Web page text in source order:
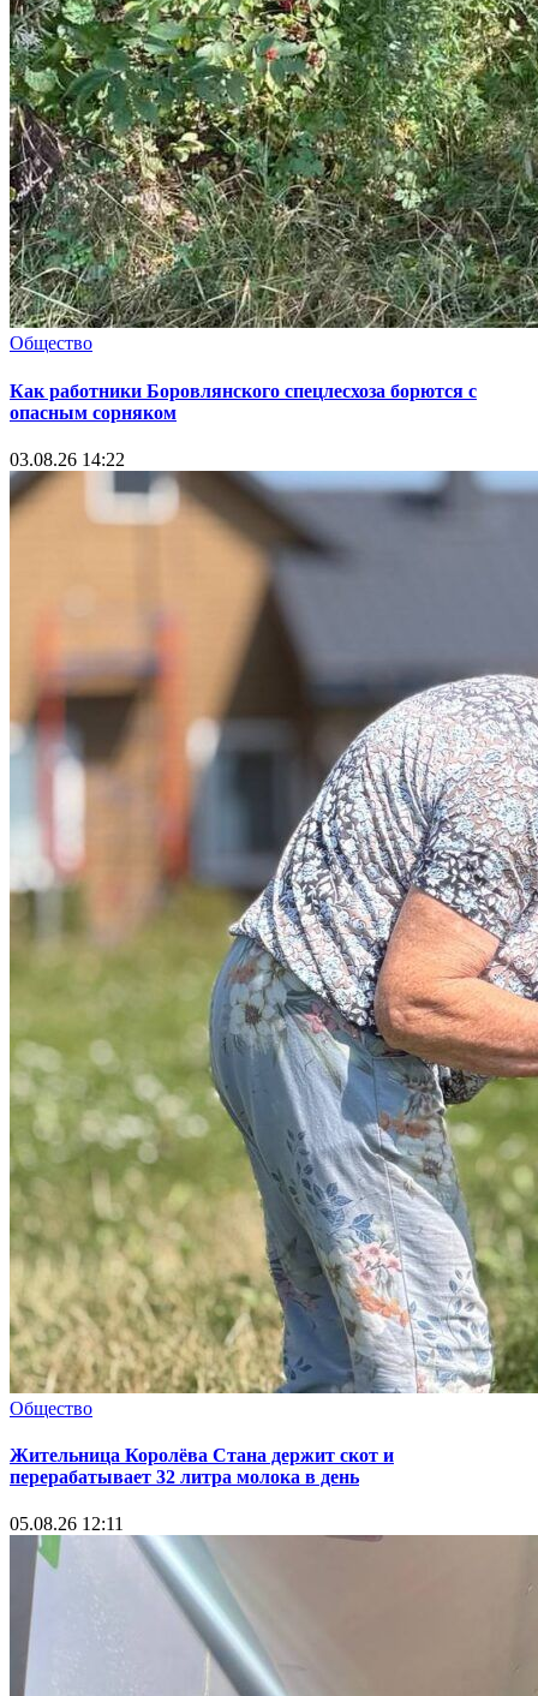
Общество
Как работники Боровлянского спецлесхоза борются с
опасным сорняком
03.08.26 14:22
Общество
Жительница Королёва Стана держит скот и
перерабатывает 32 литра молока в день
05.08.26 12:11